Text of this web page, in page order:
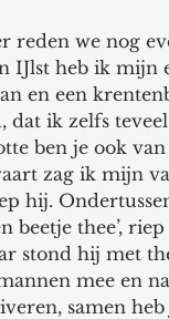
reden we nog
IJlst heb ik mijn
en een
dat ik zelfs
ben je ook
zag ik mijn
hij.
beetje thee’,
stond hij met
mee en
samen